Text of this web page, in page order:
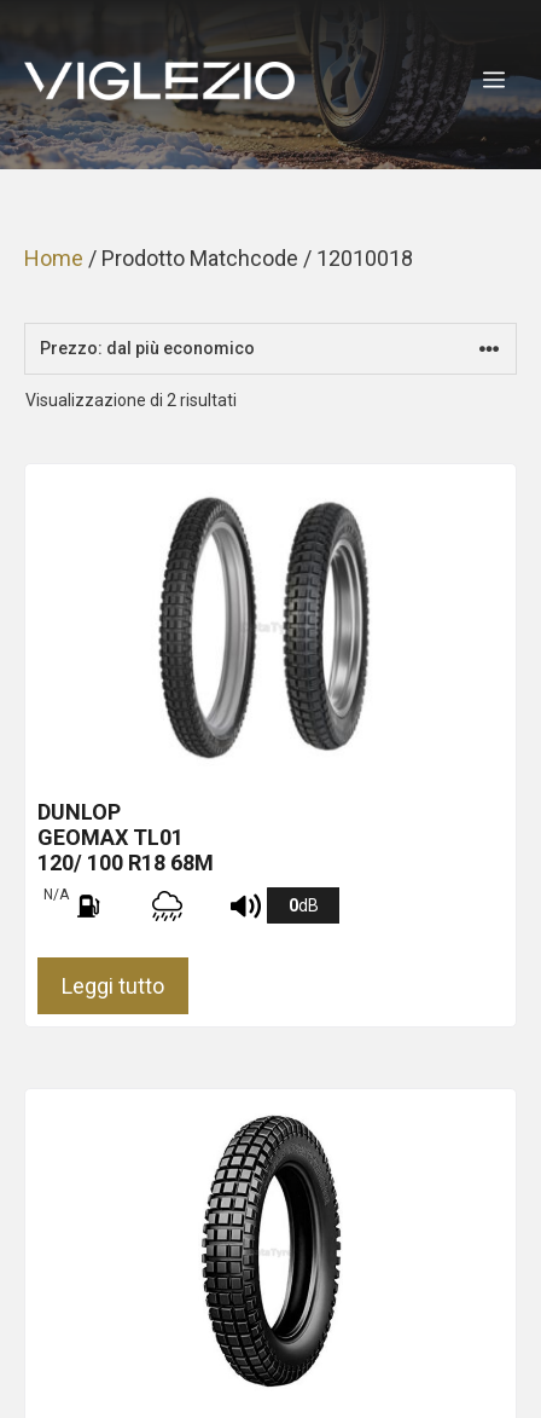
contenuto
Home / Prodotto Matchcode / 12010018
Visualizzazione di 2 risultati
DUNLOP
GEOMAX TL01
120/ 100 R18 68M
N/A
0dB
Leggi tutto